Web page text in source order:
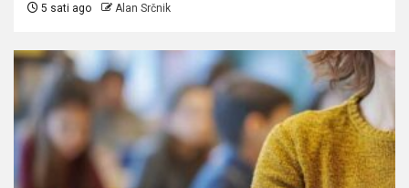
5 sati ago Alan Srčnik